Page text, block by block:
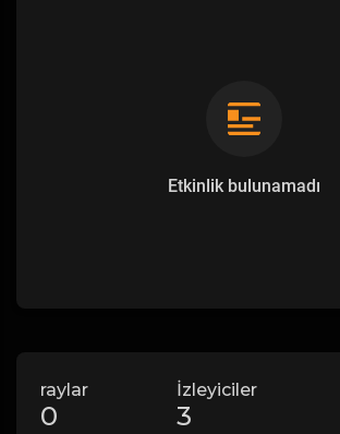
Etkinlik bulunamadı
raylar
0
İzleyiciler
3